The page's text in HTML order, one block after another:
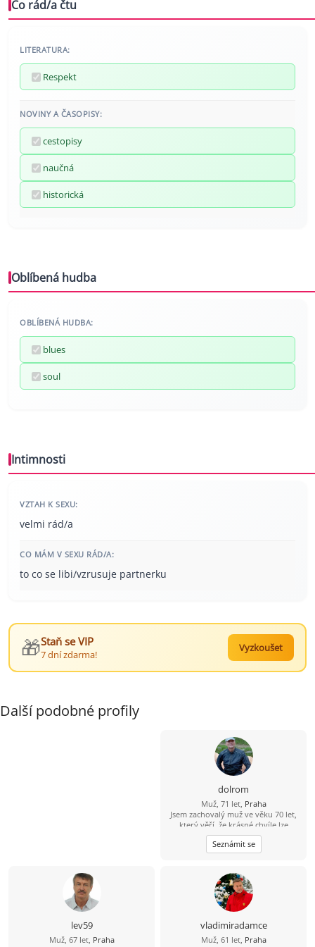
Co rád/a čtu
LITERATURA:
Respekt
NOVINY A ČASOPISY:
cestopisy
naučná
historická
Oblíbená hudba
OBLÍBENÁ HUDBA:
blues
soul
Intimnosti
VZTAH K SEXU:
velmi rád/a
CO MÁM V SEXU RÁD/A:
to co se libi/vzrusuje partnerku
🎁Staň se VIP
7 dní zdarma!
Vyzkoušet
Další podobné profily
dolrom
Muž, 71 let, Praha
Jsem zachovalý muž ve věku 70 let,
který věří, že krásné chvíle lze
prožívat v každém věku. Mám rád
pohyb, přírodu. Divadlo, koncerty a
filmy. Hledám ženu od 60 let, která
maličkostí.
Seznámit se
lev59
Muž, 67 let, Praha
vladimiradamce
Muž, 61 let, Praha